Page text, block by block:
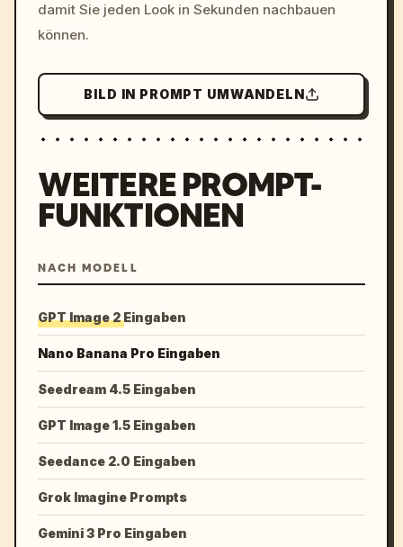
damit Sie jeden Look in Sekunden nachbauen
können.
BILD IN PROMPT UMWANDELN
WEITERE PROMPT-
FUNKTIONEN
NACH MODELL
GPT Image 2 Eingaben
Nano Banana Pro Eingaben
Seedream 4.5 Eingaben
GPT Image 1.5 Eingaben
Seedance 2.0 Eingaben
Grok Imagine Prompts
Gemini 3 Pro Eingaben